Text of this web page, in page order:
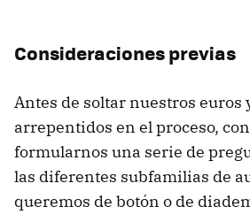
Consideraciones previas
Antes de soltar nuestros euros
arrepentidos en el proceso,
formularnos una serie de
las diferentes subfamilias de
queremos de botón o de